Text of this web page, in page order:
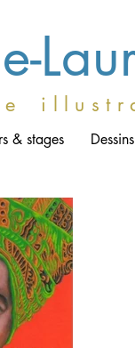
e i l l u s t r
& stages Dessins